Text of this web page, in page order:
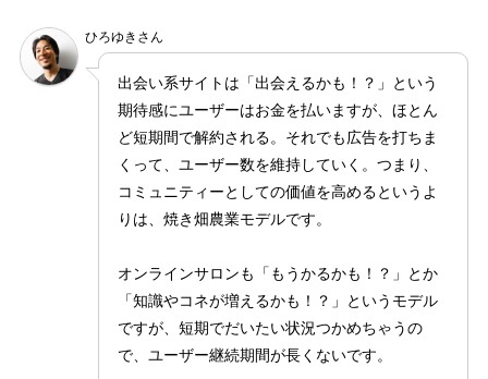
ひろゆきさん
出会い系サイトは「出会えるかも！？」という
期待感にユーザーはお金を払いますが、ほとん
ど短期間で解約される。それでも広告を打ちま
くって、ユーザー数を維持していく。つまり、
コミュニティーとしての価値を高めるというよ
りは、焼き畑農業モデルです。
オンラインサロンも「もうかるかも！？」とか
「知識やコネが増えるかも！？」というモデル
ですが、短期でだいたい状況つかめちゃうの
で、ユーザー継続期間が長くないです。